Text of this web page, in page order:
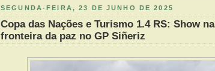
SEGUNDA-FEIRA, 23 DE JUNHO DE 2025
Copa das Nações e Turismo 1.4 RS: Show na
fronteira da paz no GP Siñeriz